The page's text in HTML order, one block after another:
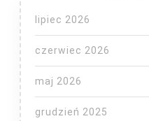
lipiec 2026
czerwiec 2026
maj 2026
grudzień 2025